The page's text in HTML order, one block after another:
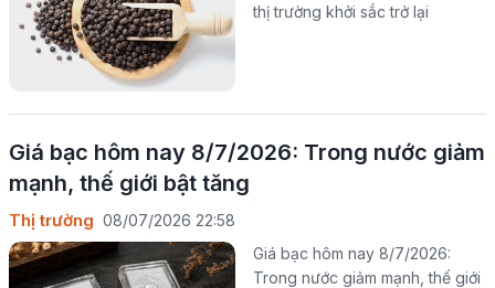
thị trường khởi sắc trở lại
Giá bạc hôm nay 8/7/2026: Trong nước giảm
mạnh, thế giới bật tăng
Thị trường 08/07/2026 22:58
Giá bạc hôm nay 8/7/2026:
Trong nước giảm mạnh, thế giới